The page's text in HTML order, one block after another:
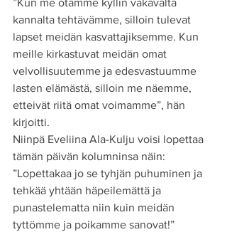
”Kun me otamme kyllin vakavalta
kannalta tehtävämme, silloin tulevat
lapset meidän kasvattajiksemme. Kun
meille kirkastuvat meidän omat
velvollisuutemme ja edesvastuumme
lasten elämästä, silloin me näemme,
etteivät riitä omat voimamme”, hän
kirjoitti.
Niinpä Eveliina Ala-Kulju voisi lopettaa
tämän päivän kolumninsa näin:
”Lopettakaa jo se tyhjän puhuminen ja
tehkää yhtään häpeilemättä ja
punastelematta niin kuin meidän
tyttömme ja poikamme sanovat!”